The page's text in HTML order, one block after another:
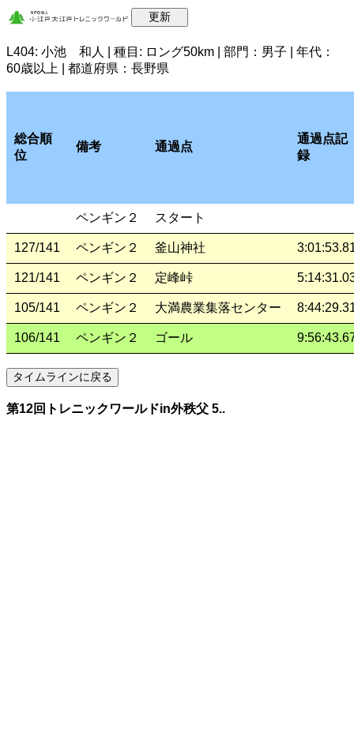
L404: 小池 和人 | 種目: ロング50km | 部門：男子 | 年代：
60歳以上 | 都道府県：長野県
総合順
位
備考 通過点
通過点記
録
ペンギン２ スタート
127/141 ペンギン２ 釜山神社
121/141 ペンギン２ 定峰峠
105/141 ペンギン２ 大満農業集落センター
106/141 ペンギン２ ゴール
第12回トレニックワールドin外秩父 5..